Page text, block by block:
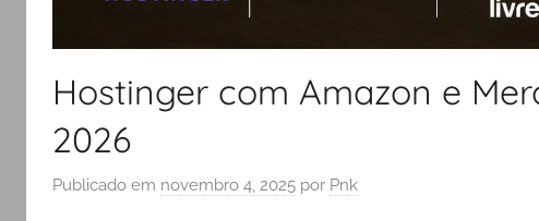
Hostinger com Amazon e
2026
Publicado em novembro 4, 2025 por Pnk